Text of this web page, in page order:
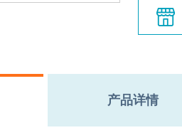
产品详情